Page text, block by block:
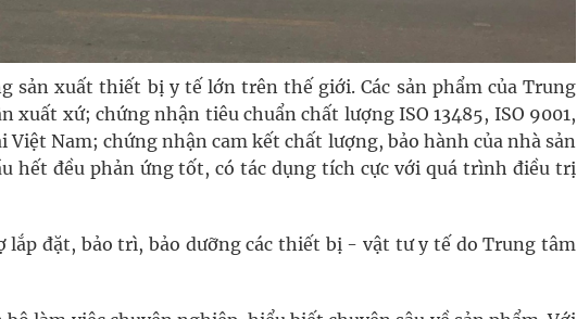
sản xuất thiết bị y tế lớn trên thế giới. Các sản phẩm của Trung
xuất xứ; chứng nhận tiêu chuẩn chất lượng ISO 13485, ISO 9001,
Việt Nam; chứng nhận cam kết chất lượng, bảo hành của nhà sản
hết đều phản ứng tốt, có tác dụng tích cực với quá trình điều trị
đặt, bảo trì, bảo dưỡng các thiết bị - vật tư y tế do Trung tâm